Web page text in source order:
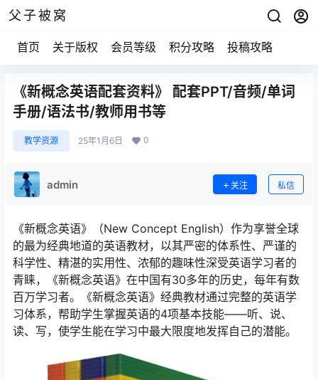
父子被窝
首页 关于版权 会员等级 积分攻略 投稿攻略
《新概念英语配套资料》 配套PPT/音频/单词
手册/语法书/教师用书等
教学资源 25年1月6日 0
admin 关注 私信
《新概念英语》（New Concept English）作为享誉全球
的最为经典地道的英语教材，以其严密的体系性、严谨的
科学性、精湛的实用性、浓郁的趣味性深受英语学习者的
青睐，《新概念英语》在中国有30多年的历史，每年有数
百万学习者。《新概念英语》经典教材通过完整的英语学
习体系，帮助学生掌握英语的4项基本技能——听、说、
读、写，使学生能在学习中最大限度地发挥自己的潜能。